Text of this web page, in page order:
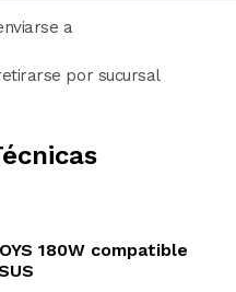
a
por sucursal
180W compatible